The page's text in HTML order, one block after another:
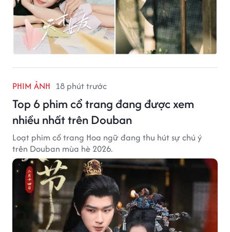
PHIM ẢNH 18 phút trước
Top 6 phim cổ trang đang được xem
nhiều nhất trên Douban
Loạt phim cổ trang Hoa ngữ đang thu hút sự chú ý
trên Douban mùa hè 2026.